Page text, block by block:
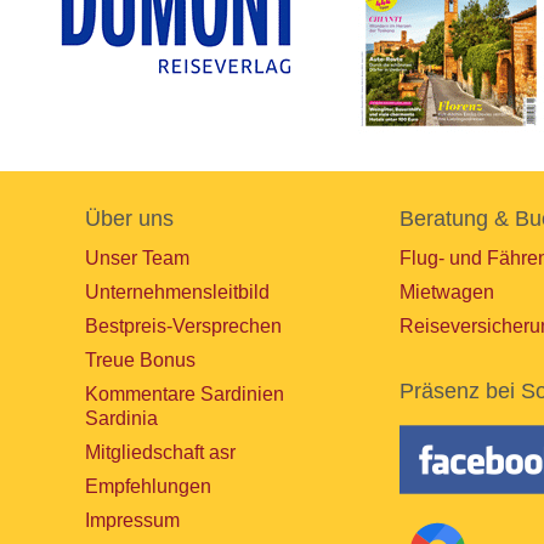
Über uns
Unser Team
Unternehmensleitbild
Bestpreis-Versprechen
Treue Bonus
Kommentare Sardinien
Sardinia
Mitgliedschaft asr
Empfehlungen
Impressum
Beratung &
Flug- und
Mietwagen
Präsenz bei